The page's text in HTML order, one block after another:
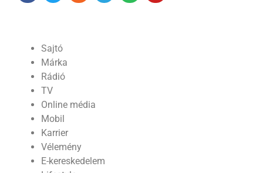
Sajtó
Márka
Rádió
TV
Online média
Mobil
Karrier
Vélemény
E-kereskedelem